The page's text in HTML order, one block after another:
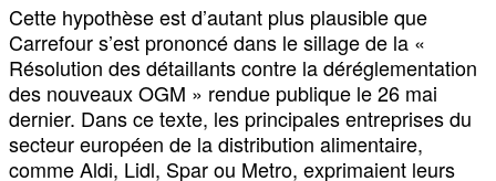
Cette hypothèse est d’autant plus plausible que
Carrefour s’est prononcé dans le sillage de la «
Résolution des détaillants contre la déréglementation
des nouveaux OGM » rendue publique le 26 mai
dernier. Dans ce texte, les principales entreprises du
secteur européen de la distribution alimentaire,
comme Aldi, Lidl, Spar ou Metro, exprimaient leurs